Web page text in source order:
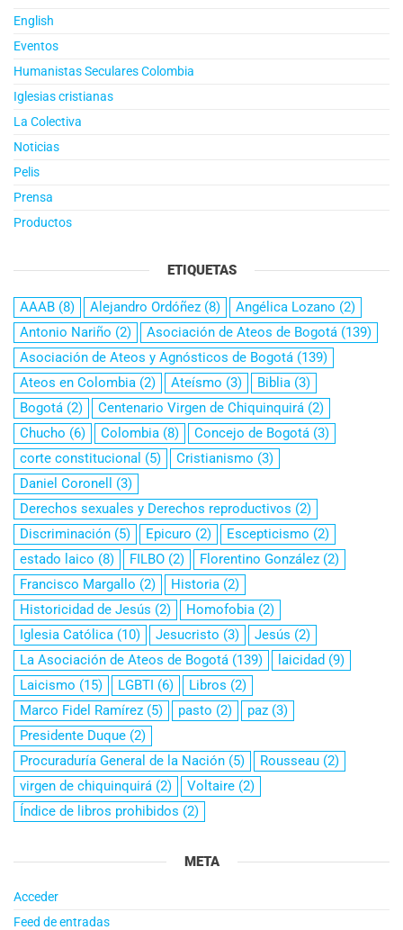
English
Eventos
Humanistas Seculares Colombia
Iglesias cristianas
La Colectiva
Noticias
Pelis
Prensa
Productos
ETIQUETAS
AAAB (8) Alejandro Ordóñez (8) Angélica Lozano (2)
Antonio Nariño (2) Asociación de Ateos de Bogotá (139)
Asociación de Ateos y Agnósticos de Bogotá (139)
Ateos en Colombia (2) Ateísmo (3) Biblia (3)
Bogotá (2) Centenario Virgen de Chiquinquirá (2)
Chucho (6) Colombia (8) Concejo de Bogotá (3)
corte constitucional (5) Cristianismo (3)
Daniel Coronell
(3)
Derechos sexuales y Derechos reproductivos (2)
Discriminación (5) Epicuro (2) Escepticismo (2)
estado laico (8) FILBO (2) Florentino González (2)
Francisco Margallo (2) Historia (2)
Historicidad de Jesús (2) Homofobia (2)
Iglesia Católica (10) Jesucristo (3) Jesús (2)
La Asociación de Ateos de Bogotá (139) laicidad (9)
Laicismo (15) LGBTI (6) Libros (2)
Marco Fidel Ramírez (5) pasto (2) paz (3)
Presidente Duque (2)
Procuraduría General de la Nación (5) Rousseau (2)
virgen de chiquinquirá (2) Voltaire (2)
Índice de libros prohibidos (2)
META
Acceder
Feed de entradas